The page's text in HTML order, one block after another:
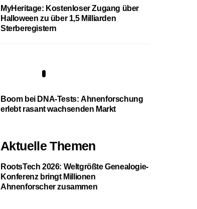
MyHeritage: Kostenloser Zugang über
Halloween zu über 1,5 Milliarden
Sterberegistern
Boom bei DNA-Tests: Ahnenforschung
erlebt rasant wachsenden Markt
Aktuelle Themen
RootsTech 2026: Weltgrößte Genealogie-
Konferenz bringt Millionen
Ahnenforscher zusammen